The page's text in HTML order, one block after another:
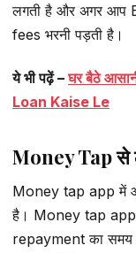
लगती है और अगर आप
fees भरनी पड़ती है।
ये भी पढ़ें –घर बैठे
Loan Kaise Le
Money Tap से
Money tap app में
है। Money tap
repayment का